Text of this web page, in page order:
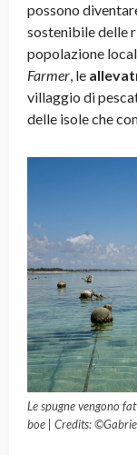
possono
sostenibile delle
popolazione
Farmer, le
villaggio di
delle isole che
Le spugne vengono
boe | Credits: